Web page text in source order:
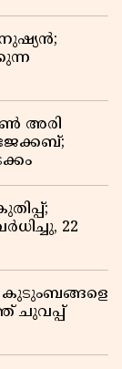
അരി
22
കുടുംബങ്ങളെ
ചുവപ്പ്